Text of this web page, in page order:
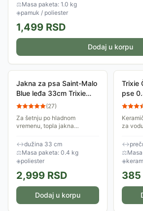
⚖Masa paketa: 1.0 kg
◈pamuk / poliester
1,499 RSD
Dodaj u korpu
Jakna za psa Saint-Malo
Blue leđa 33cm Trixie
67922
(27)
Za šetnju po hladnom
vremenu, topla jakna
za Vašeg psa. Lepo prijanja
uz telo, ima integrisan am i
zakačaljku za povodac....
↔dužina 33 cm
⚖Masa paketa: 0.4 kg
◈poliester
2,999 RSD
Dodaj u korpu
Trixie
pse
24353
za
12cm i
↔
⚖
◈
385